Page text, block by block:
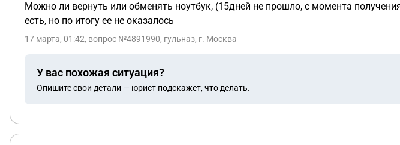
Можно ли вернуть или обменять ноутбук, (15дней не прошло, с момента
есть, но по итогу ее не оказалось
17 марта, 01:42, вопрос №4891990, гульназ, г. Москва
У вас похожая ситуация?
Опишите свои детали — юрист подскажет, что делать.